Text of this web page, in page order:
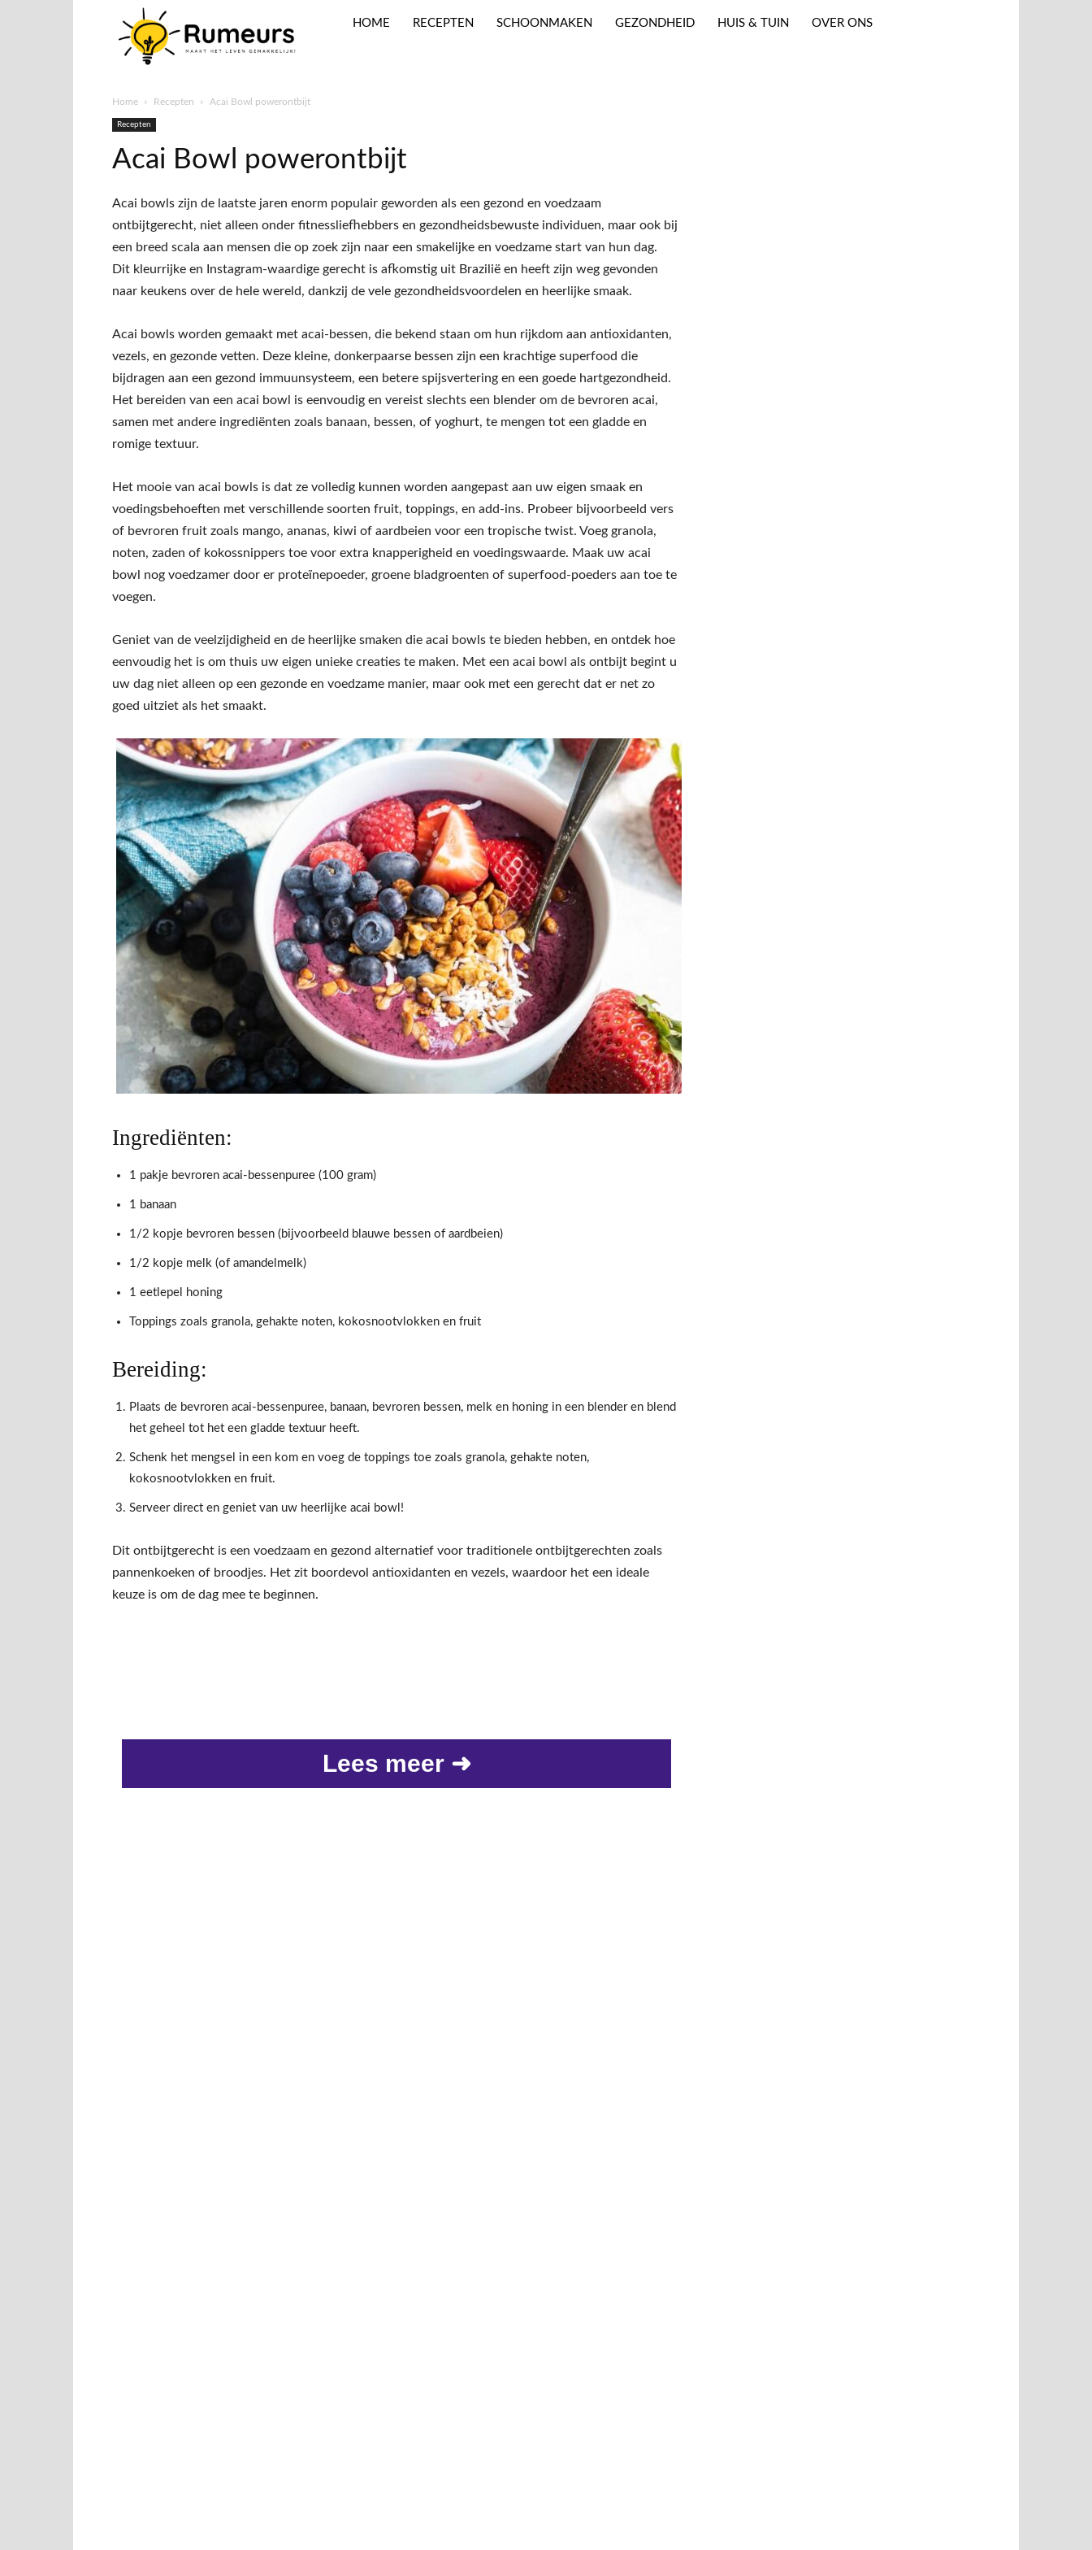
HOME RECEPTEN SCHOONMAKEN GEZONDHEID HUIS & TUIN OVER ONS
Home Recepten Acai Bowl powerontbijt
Recepten
Acai Bowl powerontbijt
Acai bowls zijn de laatste jaren enorm populair geworden als een gezond en voedzaam
ontbijtgerecht, niet alleen onder fitnessliefhebbers en gezondheidsbewuste individuen, maar ook bij
een breed scala aan mensen die op zoek zijn naar een smakelijke en voedzame start van hun dag.
Dit kleurrijke en Instagram-waardige gerecht is afkomstig uit Brazilië en heeft zijn weg gevonden
naar keukens over de hele wereld, dankzij de vele gezondheidsvoordelen en heerlijke smaak.
Acai bowls worden gemaakt met acai-bessen, die bekend staan om hun rijkdom aan antioxidanten,
vezels, en gezonde vetten. Deze kleine, donkerpaarse bessen zijn een krachtige superfood die
bijdragen aan een gezond immuunsysteem, een betere spijsvertering en een goede hartgezondheid.
Het bereiden van een acai bowl is eenvoudig en vereist slechts een blender om de bevroren acai,
samen met andere ingrediënten zoals banaan, bessen, of yoghurt, te mengen tot een gladde en
romige textuur.
Het mooie van acai bowls is dat ze volledig kunnen worden aangepast aan uw eigen smaak en
voedingsbehoeften met verschillende soorten fruit, toppings, en add-ins. Probeer bijvoorbeeld vers
of bevroren fruit zoals mango, ananas, kiwi of aardbeien voor een tropische twist. Voeg granola,
noten, zaden of kokossnippers toe voor extra knapperigheid en voedingswaarde. Maak uw acai
bowl nog voedzamer door er proteïnepoeder, groene bladgroenten of superfood-poeders aan toe te
voegen.
Geniet van de veelzijdigheid en de heerlijke smaken die acai bowls te bieden hebben, en ontdek hoe
eenvoudig het is om thuis uw eigen unieke creaties te maken. Met een acai bowl als ontbijt begint u
uw dag niet alleen op een gezonde en voedzame manier, maar ook met een gerecht dat er net zo
goed uitziet als het smaakt.
Ingrediënten:
1 pakje bevroren acai-bessenpuree (100 gram)
1 banaan
1/2 kopje bevroren bessen (bijvoorbeeld blauwe bessen of aardbeien)
1/2 kopje melk (of amandelmelk)
1 eetlepel honing
Toppings zoals granola, gehakte noten, kokosnootvlokken en fruit
Bereiding:
Plaats de bevroren acai-bessenpuree, banaan, bevroren bessen, melk en honing in een blender en blend
het geheel tot het een gladde textuur heeft.
Schenk het mengsel in een kom en voeg de toppings toe zoals granola, gehakte noten,
kokosnootvlokken en fruit.
Serveer direct en geniet van uw heerlijke acai bowl!
Dit ontbijtgerecht is een voedzaam en gezond alternatief voor traditionele ontbijtgerechten zoals
pannenkoeken of broodjes. Het zit boordevol antioxidanten en vezels, waardoor het een ideale
keuze is om de dag mee te beginnen.
Lees meer ➜